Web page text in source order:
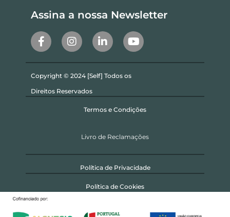
Assina a nossa Newsletter
Copyright © 2024 [Self] Todos os
Direitos Reservados
Termos e Condições
Livro de Reclamações
Política de Privacidade
Política de Cookies